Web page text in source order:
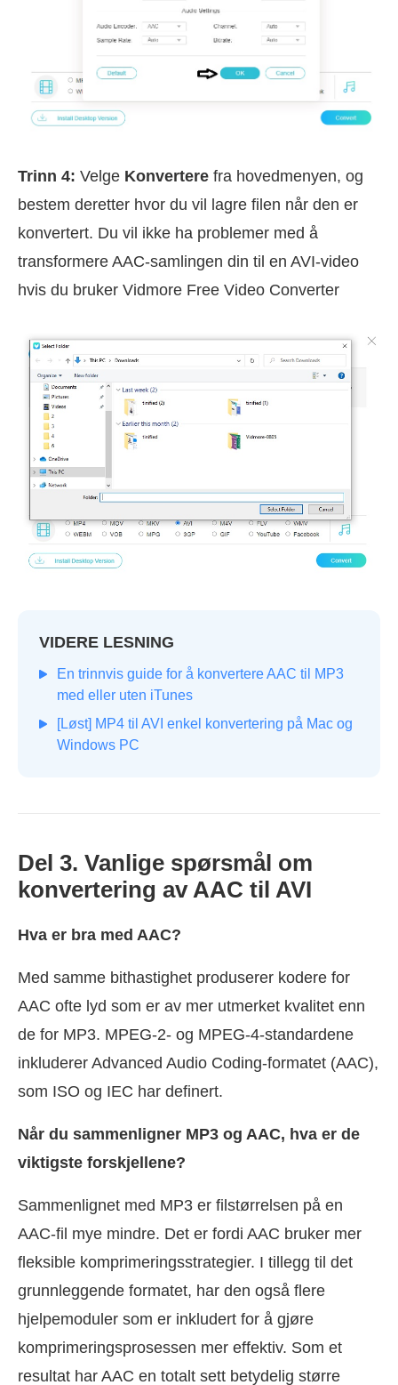
Trinn 4: Velge Konvertere fra hovedmenyen, og
bestem deretter hvor du vil lagre filen når den er
konvertert. Du vil ikke ha problemer med å
transformere AAC-samlingen din til en AVI-video
hvis du bruker Vidmore Free Video Converter
VIDERE LESNING
En trinnvis guide for å konvertere AAC til MP3
med eller uten iTunes
[Løst] MP4 til AVI enkel konvertering på Mac og
Windows PC
Del 3. Vanlige spørsmål om
konvertering av AAC til AVI
Hva er bra med AAC?
Med samme bithastighet produserer kodere for
AAC ofte lyd som er av mer utmerket kvalitet enn
de for MP3. MPEG-2- og MPEG-4-standardene
inkluderer Advanced Audio Coding-formatet (AAC),
som ISO og IEC har definert.
Når du sammenligner MP3 og AAC, hva er de
viktigste forskjellene?
Sammenlignet med MP3 er filstørrelsen på en
AAC-fil mye mindre. Det er fordi AAC bruker mer
fleksible komprimeringsstrategier. I tillegg til det
grunnleggende formatet, har den også flere
hjelpemoduler som er inkludert for å gjøre
komprimeringsprosessen mer effektiv. Som et
resultat har AAC en totalt sett betydelig større